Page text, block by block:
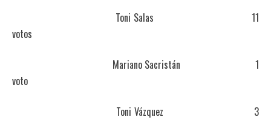
Toni Salas 11
votos
Mariano Sacristán 1
voto
Toni Vázquez 3